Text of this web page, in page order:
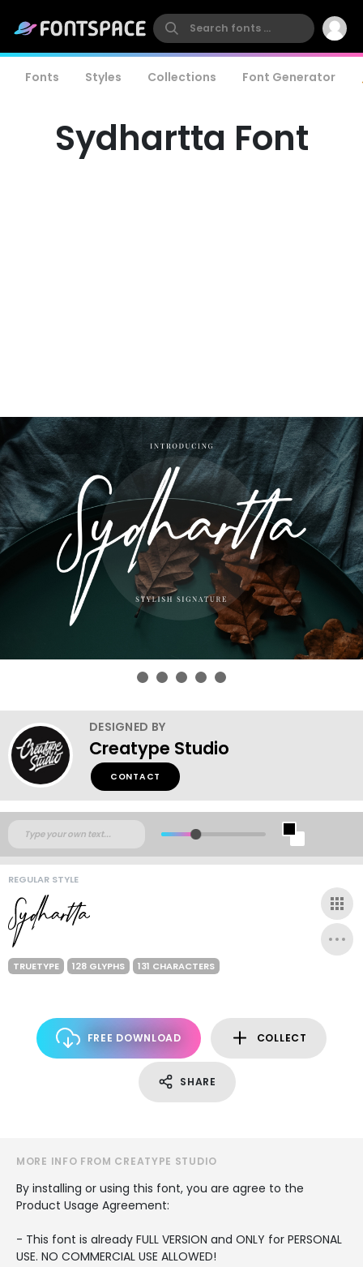
Fonts Styles Collections Font Generator
Sydhartta Font
DESIGNED BY
Creatype Studio
CONTACT
REGULAR STYLE
TRUETYPE 128 GLYPHS 131 CHARACTERS
FREE DOWNLOAD COLLECT
SHARE
MORE INFO FROM CREATYPE STUDIO
By installing or using this font, you are agree to the
Product Usage Agreement:
- This font is already FULL VERSION and ONLY for PERSONAL
USE. NO COMMERCIAL USE ALLOWED!